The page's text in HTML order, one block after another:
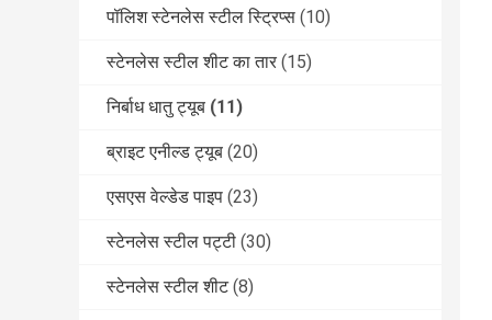
पॉलिश स्टेनलेस स्टील स्ट्रिप्स (10)
स्टेनलेस स्टील शीट का तार (15)
निर्बाध धातु ट्यूब (11)
ब्राइट एनील्ड ट्यूब (20)
एसएस वेल्डेड पाइप (23)
स्टेनलेस स्टील पट्टी (30)
स्टेनलेस स्टील शीट (8)